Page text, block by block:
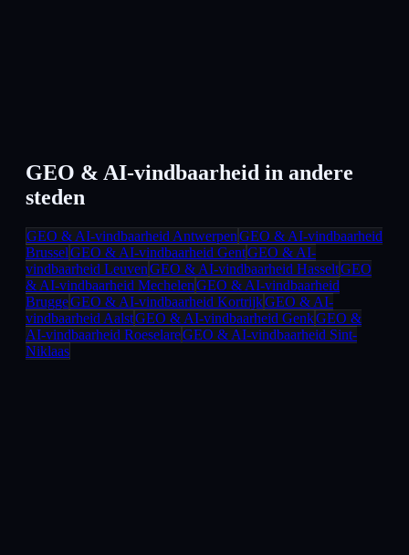
GEO & AI-vindbaarheid in andere
steden
GEO & AI-vindbaarheid AntwerpenGEO & AI-vindbaarheid
BrusselGEO & AI-vindbaarheid GentGEO & AI-
vindbaarheid LeuvenGEO & AI-vindbaarheid HasseltGEO
& AI-vindbaarheid MechelenGEO & AI-vindbaarheid
BruggeGEO & AI-vindbaarheid KortrijkGEO & AI-
vindbaarheid AalstGEO & AI-vindbaarheid GenkGEO &
AI-vindbaarheid RoeselareGEO & AI-vindbaarheid Sint-
Niklaas